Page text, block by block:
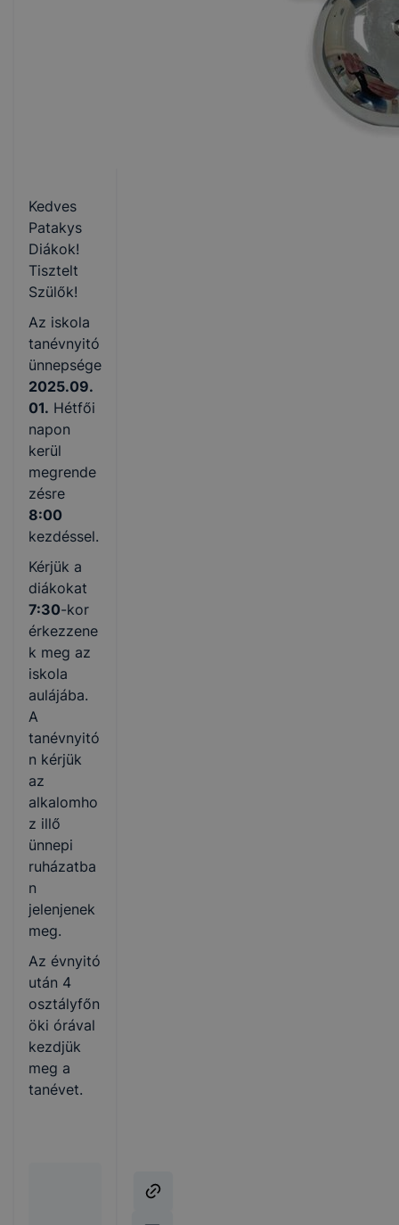
Kedves
Patakys
Diákok!
Tisztelt
Szülők!
Az iskola
tanévnyitó
ünnepsége
2025.09.
01. Hétfői
napon
kerül
megrende
zésre
8:00
kezdéssel.
Kérjük a
diákokat
7:30-kor
érkezzene
k meg az
iskola
aulájába.
A
tanévnyitó
n kérjük
az
alkalomho
z illő
ünnepi
ruházatba
n
jelenjenek
meg.
Az évnyitó
után 4
osztályfőn
öki órával
kezdjük
meg a
tanévet.